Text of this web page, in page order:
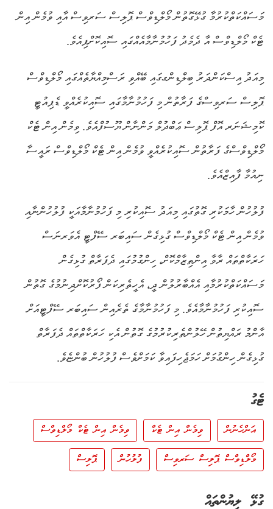
މަސައްކަތްކުރުމާ ގުޅޭގޮތުން މޯލްޑިވްސް ޕޮލިސް ސަރވިސް އާއި ވުމެން އިން
ޓެކް މޯލްޑިވްސް އާ ދެމެދު ފަހުމުނާމާއެއްގައި ސޮއިކޮށްފިއެވެ.
މިއަދު އިސްކަންދަރު ބިލްޑިންގގައި ބޭއްވި ރަސްމިއްޔާތެއްގައި މޯލްޑިވްސް
ޕޮލިސް ސަރވިސްގެ ފަރާތުން މި ފަހުމުނާމާގައި ސޮއިކުރެއްވީ ޑެޕިއުޓީ
ކޮމިޝަނަރ އޮފް ޕޮލިސް ޢަބްދުލް މަންނާން ޔޫސުފްއެވެ. ވިމެން އިން ޓެކް
މޯލްޑިވްސްގެ ފަރާތުން ސޮއިކުރެއްވީ ވުމެން އިން ޓެކް މޯލްޑިވްސް ރައީސާ
ނިއުމާ ފާއިޒްއެވެ.
ފުލުހުން ހާމަކުރި ގޮތުގައި މިއަދު ސޮއިކުރި މި ފަހުމުނާމާއަކީ ފުލުހުންނާއި
ވުމެން އިން ޓެކް މޯލްޑިވްސް ގުޅިގެން ސައިބަރ ސޭފްޓީ އެވަރނަސް
ހަރަކާތްތައް ރާވާ އިންތިޒާމްކޮށް، ހިންގުމުގައި ދެފަރާތް ގުޅިގެން
މަސައްކަތްކުރުމާއި އެއްބާރުލުން ދީ، އެހީތެރިކަން ފޯރުކޮށްދިނުމުގެ ގޮތުން
ސޮއިކުރި ފަހުމުނާމާއެވެ. މި ފަހުމުނާމާގެ ތެރެއިން ސައިބަރ ސޭފްޓީއަށް
އާންމު ރައްޔިތުން ހޭލުންތެރިކުރުމުގެ ގޮތުން އެކި ހަރަކާތްތައް ދެފަރާތް
ގުޅިގެން ހިންގުމަށް ހަމަޖެހިފައިވާ ކަމަށްވެސް ފުލުހުން ބުންޏެވެ.
ޓެގު
އަންހެނުން ވިމެން އިން ޓެކް
ވިމެން އިން ޓެކް މޯލްޑިވްސް
މޯލްޑިވްސް ޕޮލިސް ސަރވިސް
ފުލުހުން ޕޮލިސް
ގުޅޭ ލިޔުންތައް